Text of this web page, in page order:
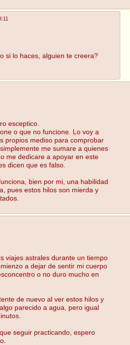
si lo haces, alguien te creera?
esceptico.
o que no funcione. Lo voy a
propios mediso para comprobar
me sumare a quienes
me dedicare a apoyar en este
dicen que es falso.
bien por mi, una habilidad
pues estos hilos son mierda y
viajes astrales durante un tiempo
a dejar de sentir mi cuerpo
o no duro mucho en
de nuevo al ver estos hilos y
parecido a agua, pero igual
seguir practicando, espero